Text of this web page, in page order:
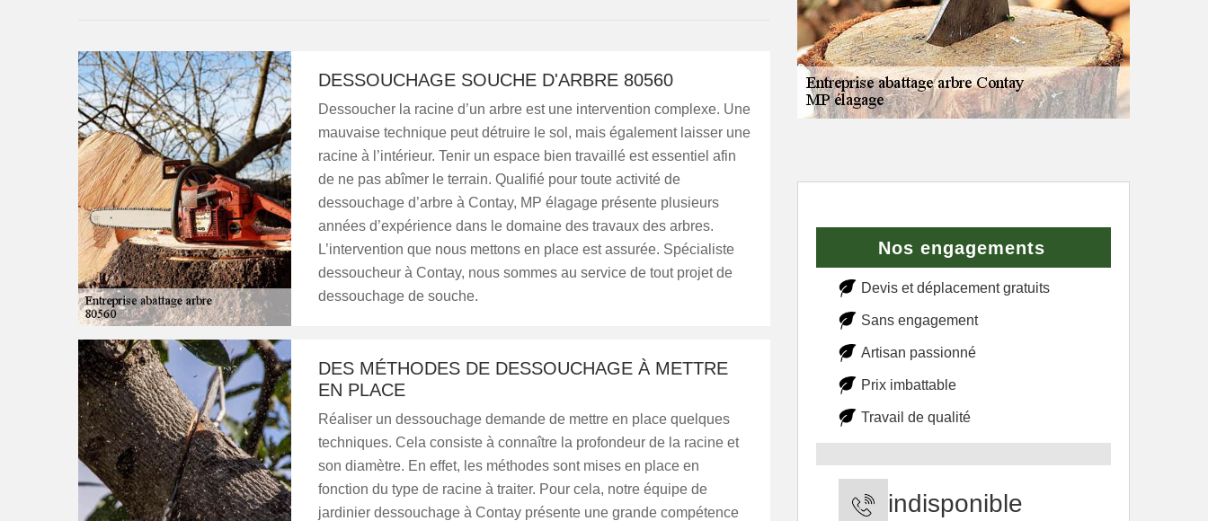
DESSOUCHAGE SOUCHE D'ARBRE 80560
Dessoucher la racine d’un arbre est une intervention complexe. Une
mauvaise technique peut détruire le sol, mais également laisser une
racine à l’intérieur. Tenir un espace bien travaillé est essentiel afin
de ne pas abîmer le terrain. Qualifié pour toute activité de
dessouchage d’arbre à Contay, MP élagage présente plusieurs
années d’expérience dans le domaine des travaux des arbres.
L’intervention que nous mettons en place est assurée. Spécialiste
dessoucheur à Contay, nous sommes au service de tout projet de
dessouchage de souche.
DES MÉTHODES DE DESSOUCHAGE À METTRE
EN PLACE
Réaliser un dessouchage demande de mettre en place quelques
techniques. Cela consiste à connaître la profondeur de la racine et
son diamètre. En effet, les méthodes sont mises en place en
fonction du type de racine à traiter. Pour cela, notre équipe de
jardinier dessouchage à Contay présente une grande compétence
Nos engagements
Devis et déplacement gratuits
Sans engagement
Artisan passionné
Prix imbattable
Travail de qualité
indisponible